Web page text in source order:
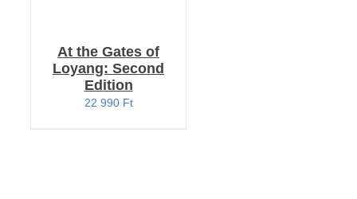
At the Gates of
Loyang: Second
Edition
22 990 Ft